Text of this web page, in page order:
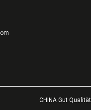
CHINA Gut